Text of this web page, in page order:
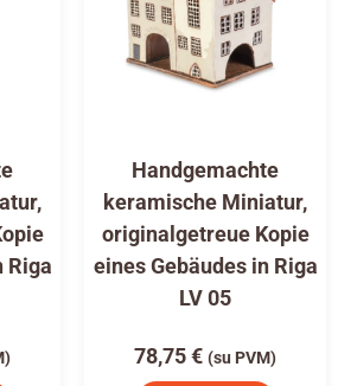
Riga
Handgemachte
keramische Miniatur,
originalgetreue Kopie
eines Gebäudes in Riga
LV 05
78,75€ (su PVM)